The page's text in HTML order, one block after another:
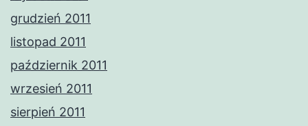
grudzień 2011
listopad 2011
październik 2011
wrzesień 2011
sierpień 2011